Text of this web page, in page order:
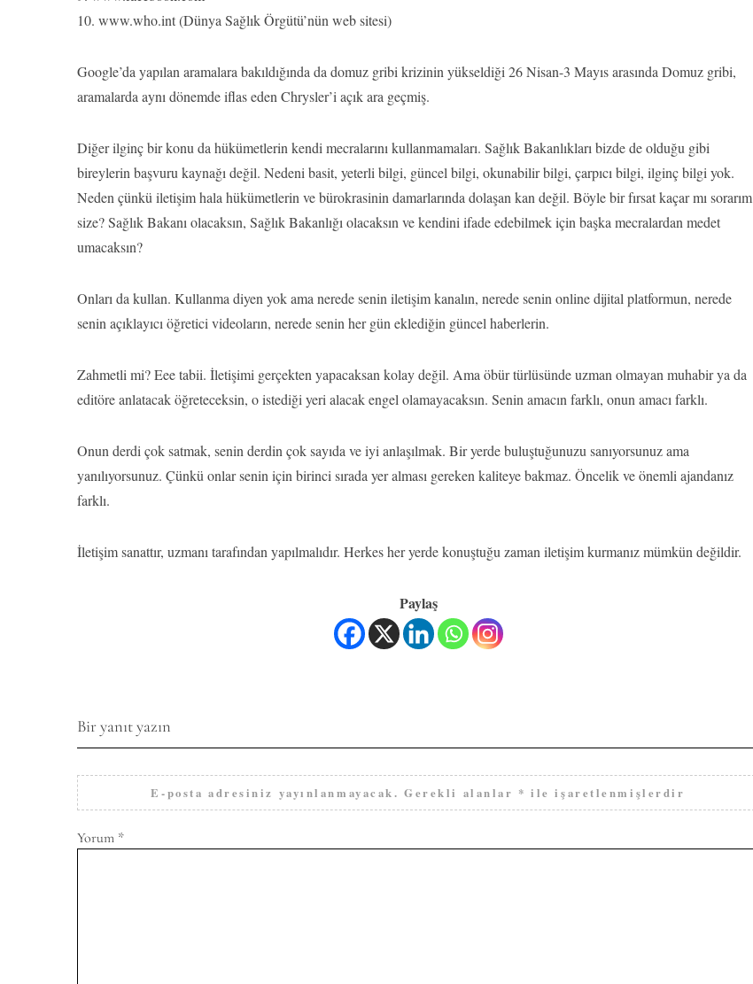
10. www.who.int (Dünya Sağlık Örgütü’nün web sitesi)
Google’da yapılan aramalara bakıldığında da domuz gribi krizinin yükseldiği 26 Nisan-3 Mayıs arasında Domuz gribi,
aramalarda aynı dönemde iflas eden Chrysler’i açık ara geçmiş.
Diğer ilginç bir konu da hükümetlerin kendi mecralarını kullanmamaları. Sağlık Bakanlıkları bizde de olduğu gibi
bireylerin başvuru kaynağı değil. Nedeni basit, yeterli bilgi, güncel bilgi, okunabilir bilgi, çarpıcı bilgi, ilginç bilgi yok.
Neden çünkü iletişim hala hükümetlerin ve bürokrasinin damarlarında dolaşan kan değil. Böyle bir fırsat kaçar mı sorarım
size? Sağlık Bakanı olacaksın, Sağlık Bakanlığı olacaksın ve kendini ifade edebilmek için başka mecralardan medet
umacaksın?
Onları da kullan. Kullanma diyen yok ama nerede senin iletişim kanalın, nerede senin online dijital platformun, nerede
senin açıklayıcı öğretici videoların, nerede senin her gün eklediğin güncel haberlerin.
Zahmetli mi? Eee tabii. İletişimi gerçekten yapacaksan kolay değil. Ama öbür türlüsünde uzman olmayan muhabir ya da
editöre anlatacak öğreteceksin, o istediği yeri alacak engel olamayacaksın. Senin amacın farklı, onun amacı farklı.
Onun derdi çok satmak, senin derdin çok sayıda ve iyi anlaşılmak. Bir yerde buluştuğunuzu sanıyorsunuz ama
yanılıyorsunuz. Çünkü onlar senin için birinci sırada yer alması gereken kaliteye bakmaz. Öncelik ve önemli ajandanız
farklı.
İletişim sanattır, uzmanı tarafından yapılmalıdır. Herkes her yerde konuştuğu zaman iletişim kurmanız mümkün değildir.
Paylaş
Bir yanıt yazın
E-posta adresiniz yayınlanmayacak. Gerekli alanlar * ile işaretlenmişlerdir
Yorum *